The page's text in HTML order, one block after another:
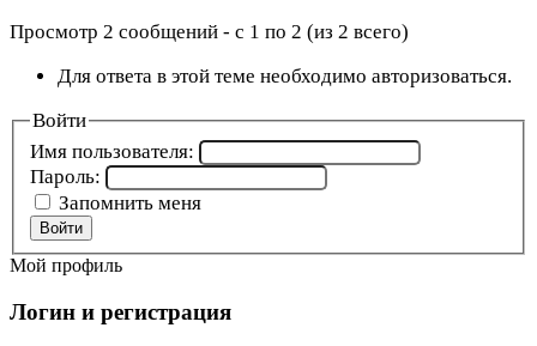
Просмотр 2 сообщений - с 1 по 2 (из 2 всего)
Для ответа в этой теме необходимо авторизоваться.
Войти
Имя пользователя:
Пароль:
Запомнить меня
Войти
Мой профиль
Логин и регистрация